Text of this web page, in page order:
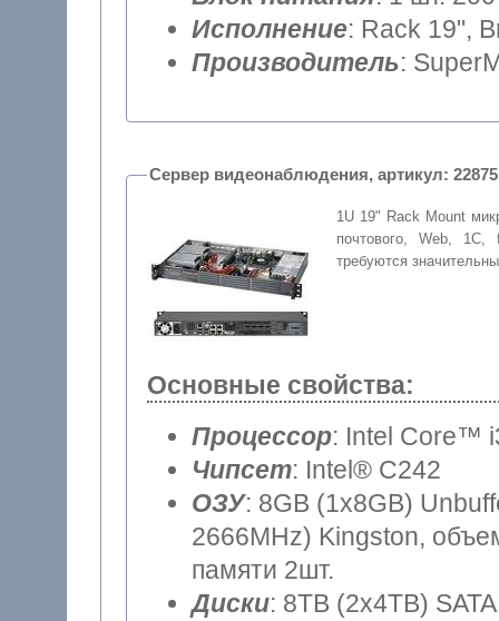
Исполнение: Rack 19",
Производитель:
Сервер видеонаблюдения,
1U 19" Rack Mount
почтового, Web, 1С,
требуются
Основные свойства:
Процессор: Intel Core™
Чипсет: Intel® C242
ОЗУ: 8GB (1x8GB)
2666MHz) Kingston,
памяти 2шт.
Диски: 8TB (2x4TB)